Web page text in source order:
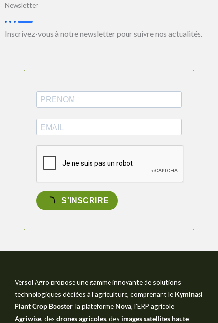
Newsletter
Inscrivez-vous à notre newsletter pour suivre nos actualités.
S'INSCRIRE
Versol Agro propose une gamme innovante de solutions
technologiques dédiées à l’agriculture, comprenant le Kyminasi
Plant Crop Booster, la plateforme Nova, l’ERP agricole
Agriwise, des drones agricoles, des images satellites haute